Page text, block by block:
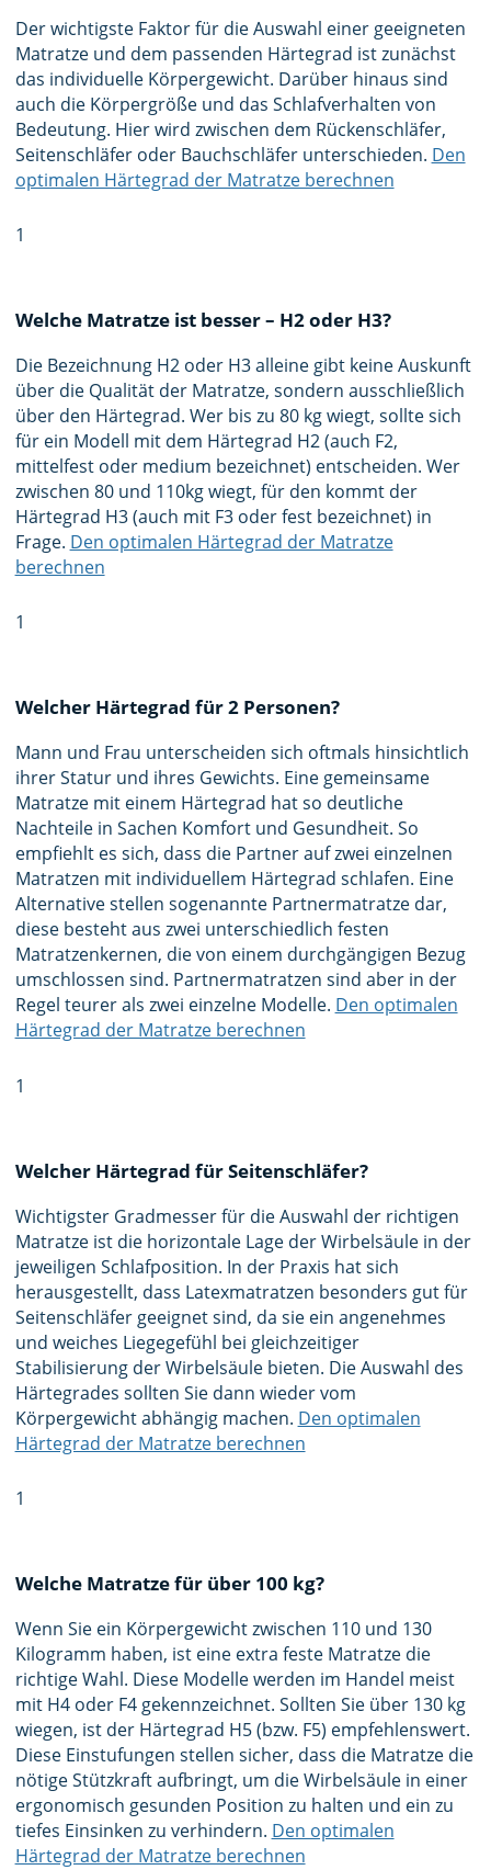
Der wichtigste Faktor für die Auswahl einer geeigneten
Matratze und dem passenden Härtegrad ist zunächst
das individuelle Körpergewicht. Darüber hinaus sind
auch die Körpergröße und das Schlafverhalten von
Bedeutung. Hier wird zwischen dem Rückenschläfer,
Seitenschläfer oder Bauchschläfer unterschieden. Den
optimalen Härtegrad der Matratze berechnen
1
Welche Matratze ist besser – H2 oder H3?
Die Bezeichnung H2 oder H3 alleine gibt keine Auskunft
über die Qualität der Matratze, sondern ausschließlich
über den Härtegrad. Wer bis zu 80 kg wiegt, sollte sich
für ein Modell mit dem Härtegrad H2 (auch F2,
mittelfest oder medium bezeichnet) entscheiden. Wer
zwischen 80 und 110kg wiegt, für den kommt der
Härtegrad H3 (auch mit F3 oder fest bezeichnet) in
Frage. Den optimalen Härtegrad der Matratze
berechnen
1
Welcher Härtegrad für 2 Personen?
Mann und Frau unterscheiden sich oftmals hinsichtlich
ihrer Statur und ihres Gewichts. Eine gemeinsame
Matratze mit einem Härtegrad hat so deutliche
Nachteile in Sachen Komfort und Gesundheit. So
empfiehlt es sich, dass die Partner auf zwei einzelnen
Matratzen mit individuellem Härtegrad schlafen. Eine
Alternative stellen sogenannte Partnermatratze dar,
diese besteht aus zwei unterschiedlich festen
Matratzenkernen, die von einem durchgängigen Bezug
umschlossen sind. Partnermatratzen sind aber in der
Regel teurer als zwei einzelne Modelle. Den optimalen
Härtegrad der Matratze berechnen
1
Welcher Härtegrad für Seitenschläfer?
Wichtigster Gradmesser für die Auswahl der richtigen
Matratze ist die horizontale Lage der Wirbelsäule in der
jeweiligen Schlafposition. In der Praxis hat sich
herausgestellt, dass Latexmatratzen besonders gut für
Seitenschläfer geeignet sind, da sie ein angenehmes
und weiches Liegegefühl bei gleichzeitiger
Stabilisierung der Wirbelsäule bieten. Die Auswahl des
Härtegrades sollten Sie dann wieder vom
Körpergewicht abhängig machen. Den optimalen
Härtegrad der Matratze berechnen
1
Welche Matratze für über 100 kg?
Wenn Sie ein Körpergewicht zwischen 110 und 130
Kilogramm haben, ist eine extra feste Matratze die
richtige Wahl. Diese Modelle werden im Handel meist
mit H4 oder F4 gekennzeichnet. Sollten Sie über 130 kg
wiegen, ist der Härtegrad H5 (bzw. F5) empfehlenswert.
Diese Einstufungen stellen sicher, dass die Matratze die
nötige Stützkraft aufbringt, um die Wirbelsäule in einer
ergonomisch gesunden Position zu halten und ein zu
tiefes Einsinken zu verhindern. Den optimalen
Härtegrad der Matratze berechnen